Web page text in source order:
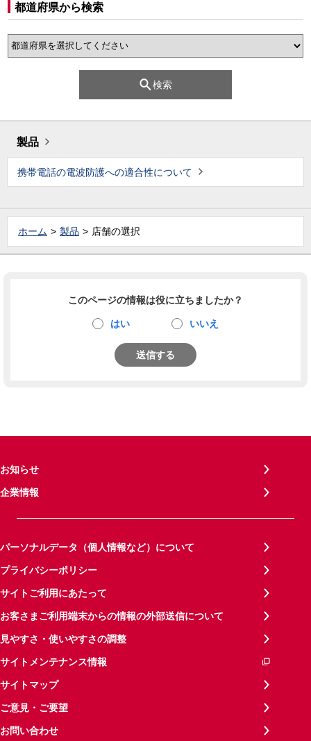
都道府県から検索
検索
製品
携帯電話の電波防護への適合性について
ホーム 製品 店舗の選択
このページの情報は役に立ちましたか？
はい いいえ
送信する
お知らせ
企業情報
パーソナルデータ（個人情報など）について
プライバシーポリシー
サイトご利用にあたって
お客さまご利用端末からの情報の外部送信について
見やすさ・使いやすさの調整
サイトメンテナンス情報
サイトマップ
ご意見・ご要望
お問い合わせ